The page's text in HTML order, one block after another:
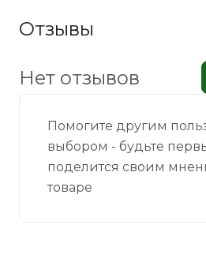
Отзывы
Помогите другим
выбором - будьте
поделится своим
товаре
Нет отзывов